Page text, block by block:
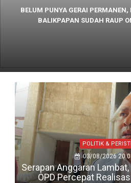
BELUM PUNYA GERAI
BALIKPAPAN SUDAH RAUP
POLITIK &
03/08/2026
Serapan Anggaran
OPD Percepat